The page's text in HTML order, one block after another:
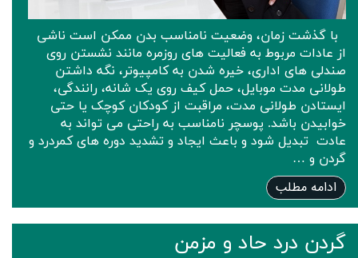
با گذشت زمان، وضعیت نامناسب بدن ممکن است ناشی
از عادات مربوط به فعالیت های روزمره مانند نشستن روی
صندلی های اداری، خیره شدن به کامپیوتر، نگه داشتن
طولانی مدت موبایل، حمل کیف روی یک شانه، رانندگی،
ایستادن طولانی مدت، مراقبت از کودکان کوچک یا حتی
خوابیدن باشد. پوسچر نامناسب به راحتی می تواند به
عادت تبدیل شود و باعث ایجاد و تشدید دوره های کمردرد و
گردن و …
ادامه مطلب
گردن درد حاد و مزمن